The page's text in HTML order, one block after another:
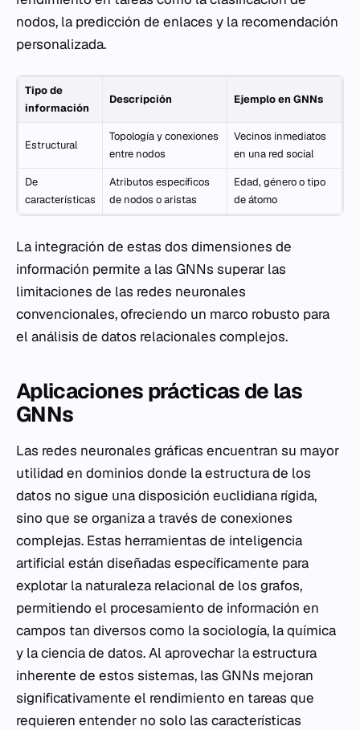
nodos, la predicción de enlaces y la recomendación
personalizada.
Tipo de
información
Descripción Ejemplo en GNNs
Estructural
Topología y conexiones
entre nodos
Vecinos inmediatos
en una red social
De
características
Atributos específicos
de nodos o aristas
Edad, género o tipo
de átomo
La integración de estas dos dimensiones de
información permite a las GNNs superar las
limitaciones de las redes neuronales
convencionales, ofreciendo un marco robusto para
el análisis de datos relacionales complejos.
Aplicaciones prácticas de las
GNNs
Las redes neuronales gráficas encuentran su mayor
utilidad en dominios donde la estructura de los
datos no sigue una disposición euclidiana rígida,
sino que se organiza a través de conexiones
complejas. Estas herramientas de inteligencia
artificial están diseñadas específicamente para
explotar la naturaleza relacional de los grafos,
permitiendo el procesamiento de información en
campos tan diversos como la sociología, la química
y la ciencia de datos. Al aprovechar la estructura
inherente de estos sistemas, las GNNs mejoran
significativamente el rendimiento en tareas que
requieren entender no solo las características